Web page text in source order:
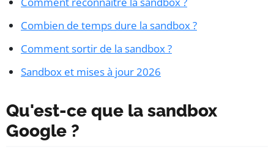
Combien de temps dure la sandbox ?
Comment sortir de la sandbox ?
Sandbox et mises à jour 2026
Qu'est-ce que la sandbox
Google ?